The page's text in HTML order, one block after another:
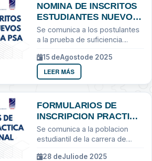
NOMINA DE INSCRITOS
ESTUDIANTES NUEVOS
SEGUNDA PRUEGA PSA
2025
Se comunica a los postulantes
a la prueba de suficiencia
15 deAgostode 2025
LEER MÁS
FORMULARIOS DE
INSCRIPCION PRACTICA
PRE PROFESIONAL
Se comunica a la poblacion
estudiantil de la carrera de
28 deJuliode 2025